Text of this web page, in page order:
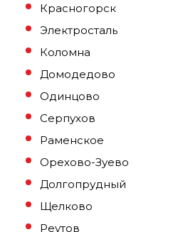
Красногорск
Электросталь
Коломна
Домодедово
Одинцово
Серпухов
Раменское
Орехово-Зуево
Долгопрудный
Щелково
Реутов